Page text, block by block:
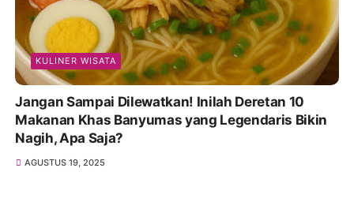
KULINER WISATA
Jangan Sampai Dilewatkan! Inilah Deretan 10
Makanan Khas Banyumas yang Legendaris Bikin
Nagih, Apa Saja?
AGUSTUS 19, 2025